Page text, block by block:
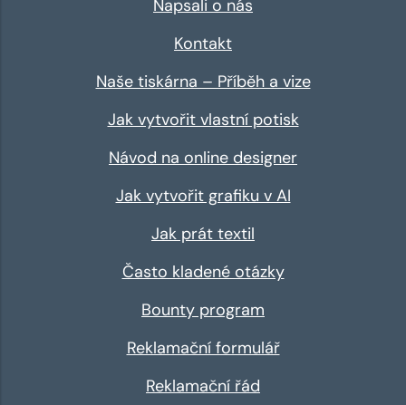
Napsali o nás
Kontakt
Naše tiskárna – Příběh a vize
Jak vytvořit vlastní potisk
Návod na online designer
Jak vytvořit grafiku v AI
Jak prát textil
Často kladené otázky
Bounty program
Reklamační formulář
Reklamační řád